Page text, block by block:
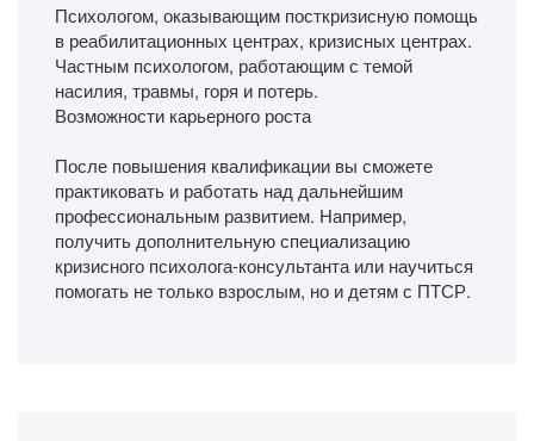
Психологом, оказывающим посткризисную помощь
в реабилитационных центрах, кризисных центрах.
Частным психологом, работающим с темой
насилия, травмы, горя и потерь.
Возможности карьерного роста
После повышения квалификации вы сможете
практиковать и работать над дальнейшим
профессиональным развитием. Например,
получить дополнительную специализацию
кризисного психолога-консультанта или научиться
помогать не только взрослым, но и детям с ПТСР.